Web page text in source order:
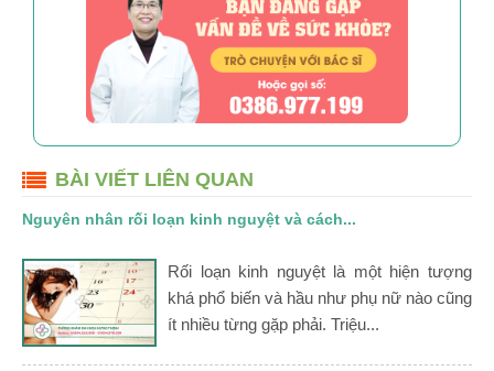
BÀI VIẾT LIÊN QUAN
Nguyên nhân rối loạn kinh nguyệt và cách...
Rối loạn kinh nguyệt là một hiện tượng
khá phổ biến và hầu như phụ nữ nào cũng
ít nhiều từng gặp phải. Triệu...